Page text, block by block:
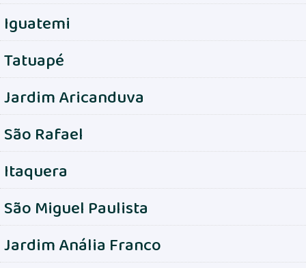
Iguatemi
Tatuapé
Jardim Aricanduva
São Rafael
Itaquera
São Miguel Paulista
Jardim Anália Franco